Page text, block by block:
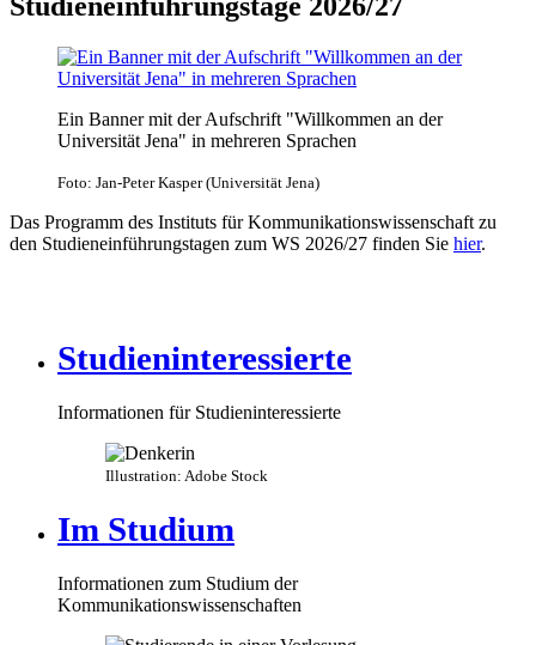
Ein Banner mit der Aufschrift "Willkommen an der
Universität Jena" in mehreren Sprachen
Foto: Jan-Peter Kasper (Universität Jena)
Das Programm des Instituts für Kommunikationswissenschaft zu
den Studieneinführungstagen zum WS 2026/27 finden Sie hier.
Studieninteressierte
Informationen für Studieninteressierte
Illustration: Adobe Stock
Im Studium
Informationen zum Studium der
Kommunikationswissenschaften